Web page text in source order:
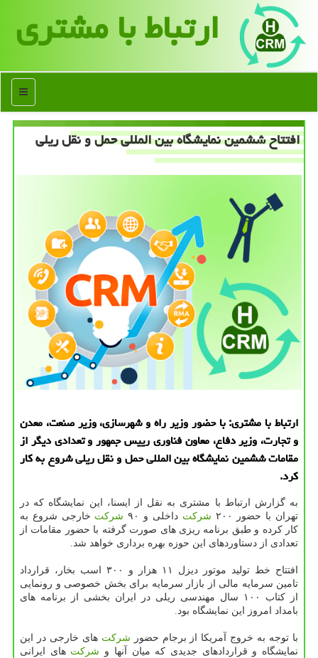
ارتباط با مشتری
منو
افتتاح ششمین نمایشگاه بین المللی حمل و نقل ریلی
ارتباط با مشتری: با حضور وزیر راه و شهرسازی، وزیر صنعت، معدن
و تجارت، وزیر دفاع، معاون فناوری رییس جمهور و تعدادی دیگر از
مقامات ششمین نمایشگاه بین المللی حمل و نقل ریلی شروع به كار
كرد.
به گزارش ارتباط با مشتری به نقل از ایسنا، این نمایشگاه كه در
تهران با حضور ۲۰۰
شركت داخلی و ۹۰ شركت خارجی شروع به
كار كرده و طبق برنامه ریزی های صورت گرفته با حضور مقامات از
تعدادی از دستاوردهای این حوزه بهره برداری خواهد شد.
افتتاح خط تولید موتور دیزل ۱۱ هزار و ۳۰۰ اسب بخار، قرارداد
تامین سرمایه مالی از بازار سرمایه برای بخش خصوصی و رونمایی
از كتاب ۱۰۰ سال مهندسی ریلی در ایران بخشی از برنامه های
بامداد امروز این نمایشگاه بود.
با توجه به خروج آمریكا از برجام حضور شركت های خارجی در این
نمایشگاه و قراردادهای جدیدی كه میان آنها و شركت های ایرانی